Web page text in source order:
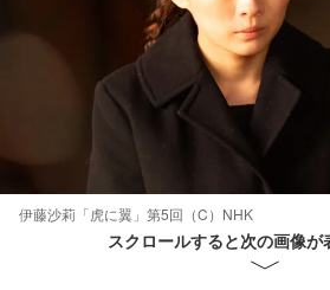
伊藤沙莉「虎に翼」第5回（C）NHK
スクロールすると次の画像が